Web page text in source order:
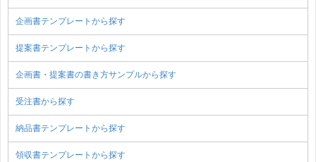
企画書テンプレートから探す
提案書テンプレートから探す
企画書・提案書の書き方サンプルから探す
受注書から探す
納品書テンプレートから探す
領収書テンプレートから探す